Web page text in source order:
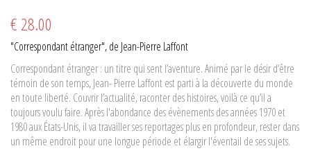
€ 28.00
"Correspondant étranger", de Jean-Pierre Laffont
Correspondant étranger : un titre qui sent l’aventure. Animé par le désir d’être
témoin de son temps, Jean- Pierre Laffont est parti à la découverte du monde
en toute liberté. Couvrir l’actualité, raconter des histoires, voilà ce qu’il a
toujours voulu faire. Après l'abondance des évènements des années 1970 et
1980 aux États-Unis, il va travailler ses reportages plus en profondeur, rester dans
un même endroit pour une longue période et élargir l'éventail de ses sujets.